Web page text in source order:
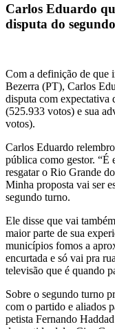
Carlos Eduardo
disputa do
Com a definição de que
Bezerra (PT), Carlos
disputa com
(525.933 votos) e sua
votos).
Carlos Eduardo
pública como gestor. “É
resgatar o Rio Grande
Minha proposta vai ser
segundo turno.
Ele disse que vai
maior parte de sua
municípios fomos a
encurtada e só vai pra
televisão que é quando
Sobre o segundo turno
com o partido e aliados
petista Fernando